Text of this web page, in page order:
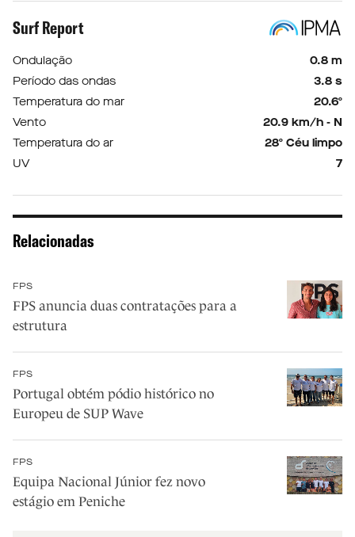
Surf Report
Ondulação
0.8 m
Período das ondas
3.8 s
Temperatura do mar
20.6º
Vento
20.9 km/h - N
Temperatura do ar
28º Céu limpo
UV
7
Relacionadas
FPS
FPS anuncia duas contratações para a
estrutura
FPS
Portugal obtém pódio histórico no
Europeu de SUP Wave
FPS
Equipa Nacional Júnior fez novo
estágio em Peniche